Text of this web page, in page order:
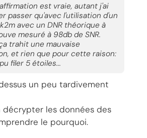
est vraie, autant j'ai
passer qu'avec l'utilisation d'un
avec un DNR théorique à
mesuré à 98db de SNR.
trahit une mauvaise
et rien que pour cette raison:
filer 5 étoiles...
un peu tardivement
décrypter les données des
le pourquoi.